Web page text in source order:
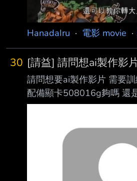
HanadaIru · 電影 movie ·
30 [請益] 請問想ai製作影
請問想要ai製作影片 需要
配備顯卡508016g夠嗎 還
做ai影片？ 希望速度不要
程度 ----- Sent from JPTT
25053PC47G. -- 太傷身體
吧 買不起5090 那沒辦法
就就打掉了吧？ 跑的出像